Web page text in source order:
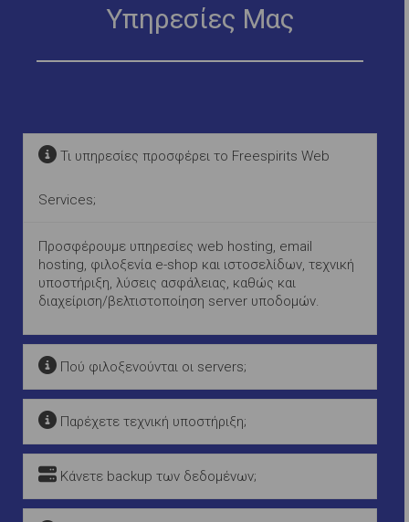
Υπηρεσίες Μας
Τι υπηρεσίες προσφέρει το Freespirits Web
Services;
Προσφέρουμε υπηρεσίες web hosting, email
hosting, φιλοξενία e-shop και ιστοσελίδων, τεχνική
υποστήριξη, λύσεις ασφάλειας, καθώς και
διαχείριση/βελτιστοποίηση server υποδομών.
Πού φιλοξενούνται οι servers;
Παρέχετε τεχνική υποστήριξη;
Κάνετε backup των δεδομένων;